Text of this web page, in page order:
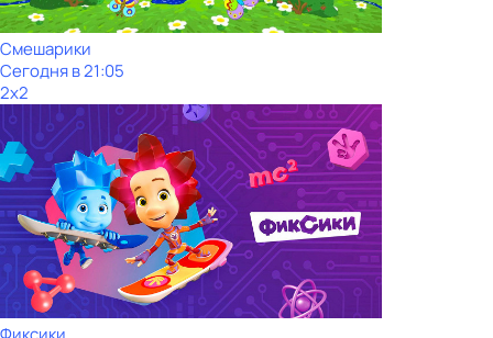
Смешарики
Сегодня в 21:05
2x2